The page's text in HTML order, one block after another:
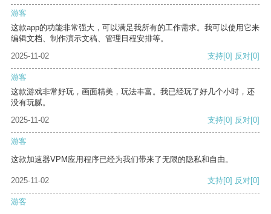
游客
这款app的功能非常强大，可以满足我所有的工作需求。我可以使用它来
编辑文档、制作演示文稿、管理日程安排等。
2025-11-02
支持[0] 反对[0]
游客
这款游戏非常好玩，画面精美，玩法丰富。我已经玩了好几个小时，还
没有玩腻。
2025-11-02
支持[0] 反对[0]
游客
这款加速器VPM应用程序已经为我们带来了无限的隐私和自由。
2025-11-02 支持[0] 反对[0]
游客